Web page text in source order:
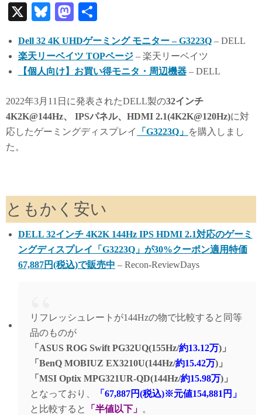
X
Bl
sk
y
M
to
do
Dell 32 4K UHDゲーミング モニター – G3223Q– DELL
楽天リーベイツ TOPページ– 楽天リーベイツ
【個人向け】お買い得モニタ・周辺機器– DELL
2022年3月11日に発表されたDELL製の32インチ
4K2K@144Hz、 IPSパネル、HDMI 2.1(4K2K@120Hz)に対
応したゲーミングディスプレイ
「G3223Q」 を購入しまし
た。
ともかく安い
DELL 32インチ 4K2K 144Hz IPS HDMI 2.1対応のゲーミ
ングディスプレイ「G3223Q」が30%クーポン適用特価
67,887円(税込)で販売中 – Recon-ReviewDays
リフレッシュレートが144Hzの物で比較すると同等
品のものが
「ASUS ROG Swift PG32UQ(155Hz/約13.12万)」
「BenQ MOBIUZ EX3210U(144Hz/約15.42万)」
「MSI Optix MPG321UR-QD(144Hz/約15.98万)」
となっており、
「67,887円(税込)※元値154,881円」
と比較すると
「半値以下」 。